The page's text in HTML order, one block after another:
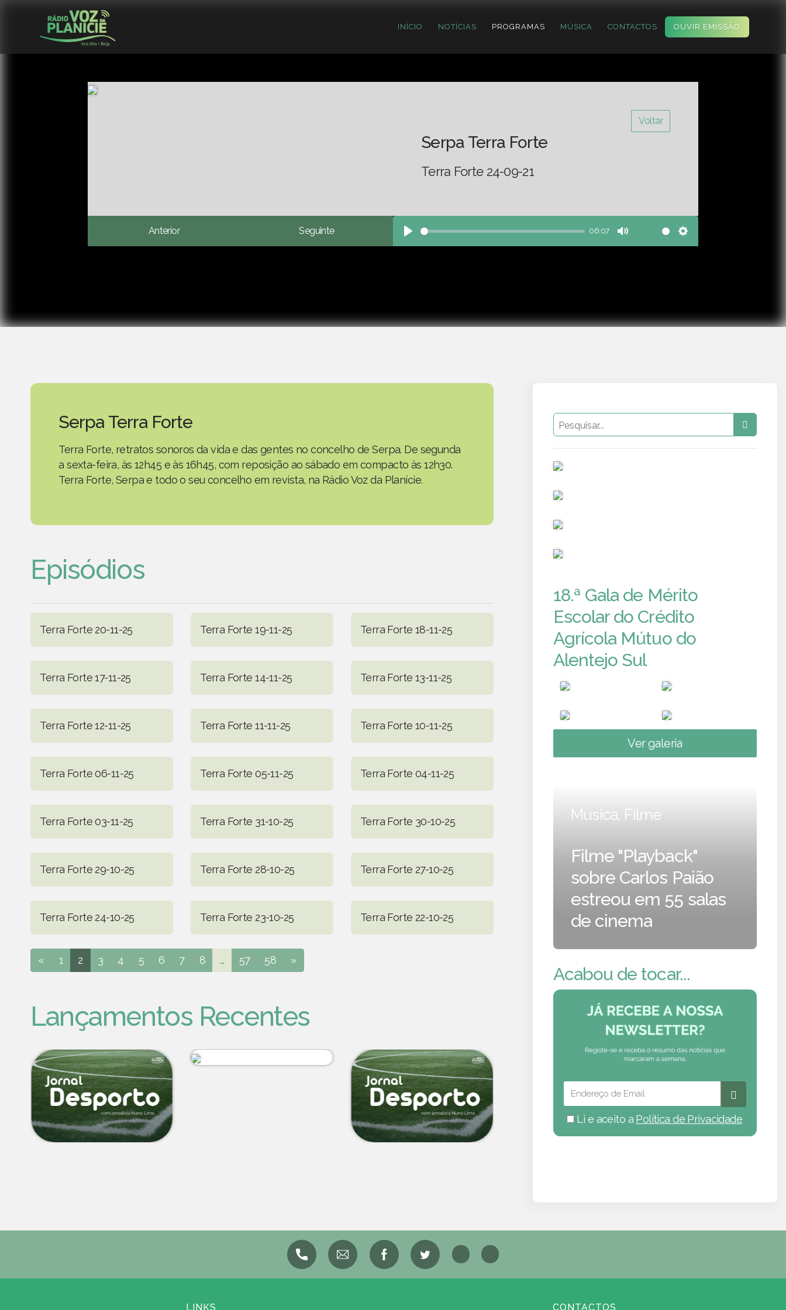
INÍCIO NOTÍCIAS PROGRAMAS MÚSICA CONTACTOS OUVIR EMISSÃO
Voltar
Serpa Terra Forte
Terra Forte 24-09-21
Anterior Seguinte
Play
06:07
Mute Settings
Serpa Terra Forte
Terra Forte, retratos sonoros da vida e das gentes no concelho de Serpa. De segunda
a sexta-feira, às 12h45 e às 16h45, com reposição ao sábado em compacto às 12h30.
Terra Forte, Serpa e todo o seu concelho em revista, na Rádio Voz da Planície.
Episódios
Terra Forte 20-11-25 Terra Forte 19-11-25 Terra Forte 18-11-25
Terra Forte 17-11-25 Terra Forte 14-11-25 Terra Forte 13-11-25
Terra Forte 12-11-25 Terra Forte 11-11-25 Terra Forte 10-11-25
Terra Forte 06-11-25 Terra Forte 05-11-25 Terra Forte 04-11-25
Terra Forte 03-11-25 Terra Forte 31-10-25 Terra Forte 30-10-25
Terra Forte 29-10-25 Terra Forte 28-10-25 Terra Forte 27-10-25
Terra Forte 24-10-25 Terra Forte 23-10-25 Terra Forte 22-10-25
« 1 2 3 4 5 6 7 8 ... 57 58 »
Lançamentos Recentes
18.ª Gala de Mérito
Escolar do Crédito
Agrícola Mútuo do
Alentejo Sul
Ver galeria
Música, Filme
Filme "Playback"
sobre Carlos Paião
estreou em 55 salas
de cinema
Acabou de tocar...
Li e aceito a Política de Privacidade
LINKS CONTACTOS